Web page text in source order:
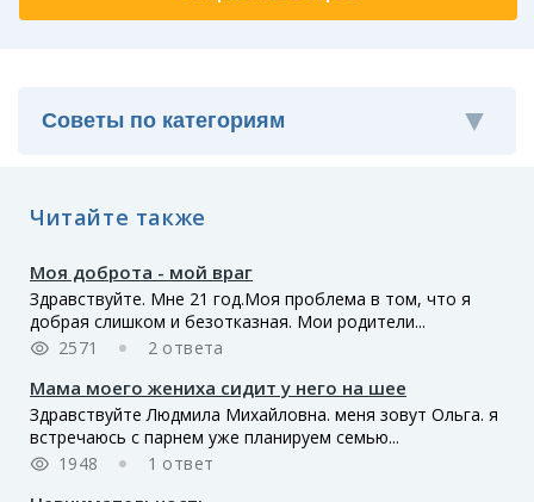
Читайте также
Моя доброта - мой враг
Здравствуйте. Мне 21 год.Моя проблема в том, что я
добрая слишком и безотказная. Мои родители...
2571
2 ответа
Мама моего жениха сидит у него на шее
Здравствуйте Людмила Михайловна. меня зовут Ольга. я
встречаюсь с парнем уже планируем семью...
1948
1 ответ